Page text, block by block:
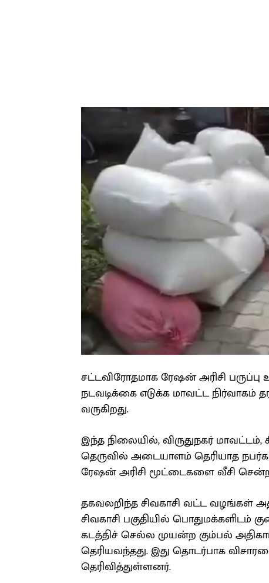
சட்டவிரோதமாக ரேஷன் அரிசி
நடவடிக்கை எடுக்க மாவட்ட
வருகிறது.
இந்த நிலையில், விருதுநகர்
தெருவில் அடையாளம் தெரியாத
ரேஷன் அரிசி மூட்டைகளை வீசி
தகவலறிந்த சிவகாசி வட்ட வழங்கள்
சிவகாசி பகுதியில்
கடத்திச் செல்ல முயன்ற கும்பல்
தெரியவந்தது. இது தொடர்பாக
தெரிவித்துள்ளனர்.